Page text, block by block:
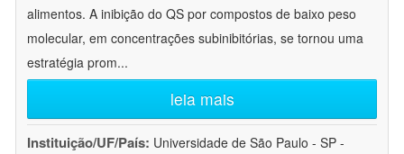
alimentos. A inibição do QS por compostos de baixo peso
molecular, em concentrações subinibitórias, se tornou uma
estratégia prom...
leia mais
Instituição/UF/País: Universidade de São Paulo - SP -